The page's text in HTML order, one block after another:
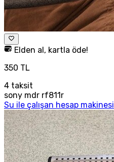
Elden al, kartla öde!
350 TL
4 taksit
sony mdr rf811r
Su ile çalışan hesap makinesi